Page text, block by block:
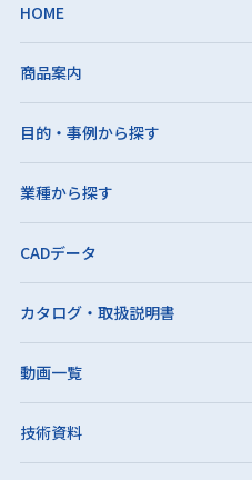
HOME
商品案内
目的・事例から探す
業種から探す
CADデータ
カタログ・取扱説明書
動画一覧
技術資料